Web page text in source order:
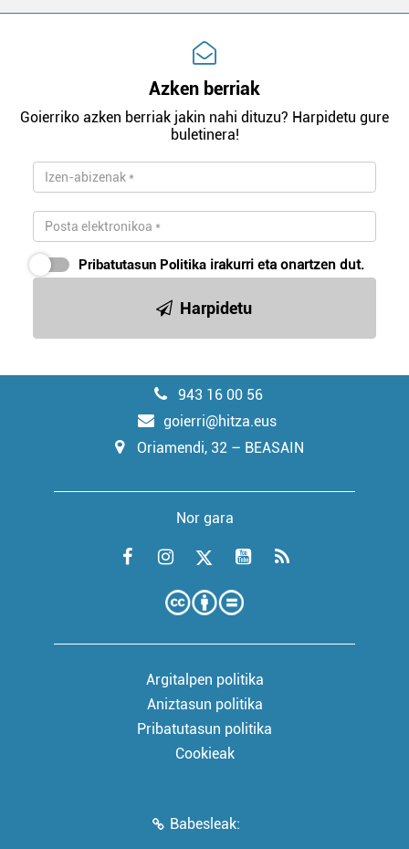
Azken berriak
Goierriko azken berriak jakin nahi dituzu? Harpidetu gure
buletinera!
Pribatutasun Politika irakurri eta onartzen dut.
Harpidetu
943 16 00 56
goierri@hitza.eus
Oriamendi, 32 – BEASAIN
Nor gara
Argitalpen politika
Aniztasun politika
Pribatutasun politika
Cookieak
Babesleak: